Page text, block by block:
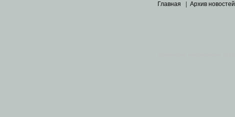
Главная Архив новостей